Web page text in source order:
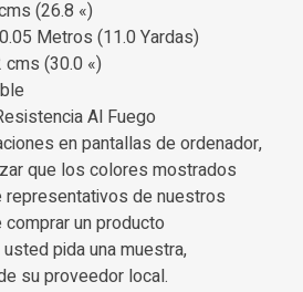
(26.8 «)
Metros (11.0 Yardas)
(30.0 «)
Al Fuego
en pantallas de ordenador,
que los colores mostrados
representativos de nuestros
un producto
pida una muestra,
su proveedor local.